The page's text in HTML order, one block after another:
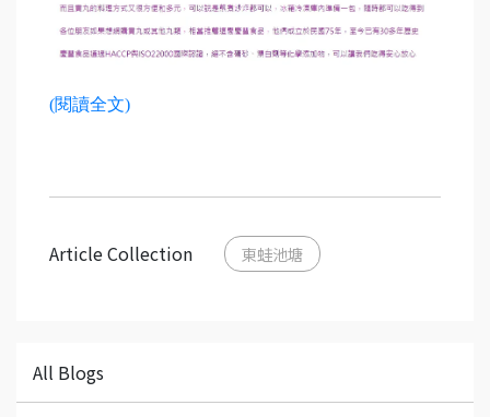
(閱讀全文)
Article Collection 東蛙池塘
All Blogs